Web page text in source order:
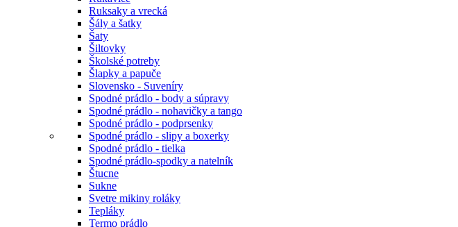
Ruksaky a vrecká
Šály a šatky
Šaty
Šiltovky
Školské potreby
Šlapky a papuče
Slovensko - Suveníry
Spodné prádlo - body a súpravy
Spodné prádlo - nohavičky a tango
Spodné prádlo - podprsenky
Spodné prádlo - slipy a boxerky
Spodné prádlo - tielka
Spodné prádlo-spodky a natelník
Štucne
Sukne
Svetre mikiny roláky
Tepláky
Termo prádlo